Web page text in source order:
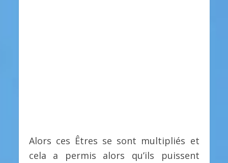
Alors ces Êtres se sont multipliés et
cela a permis alors qu’ils puissent